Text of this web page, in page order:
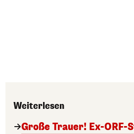
Weiterlesen
Große Trauer! Ex-ORF-